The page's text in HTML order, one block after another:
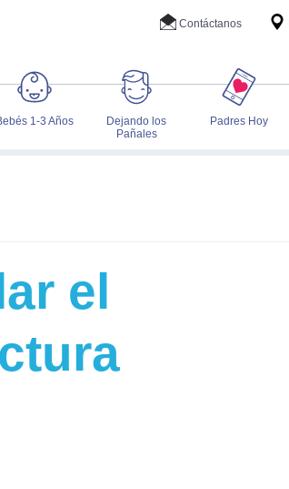
1-3 Años
Dejando los
Pañales
Padres Hoy
Contáctanos
el